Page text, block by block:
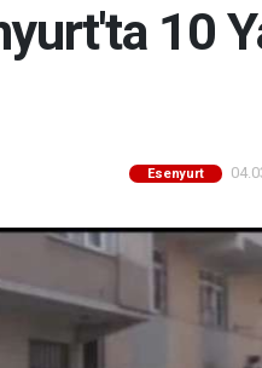
10
Esenyurt